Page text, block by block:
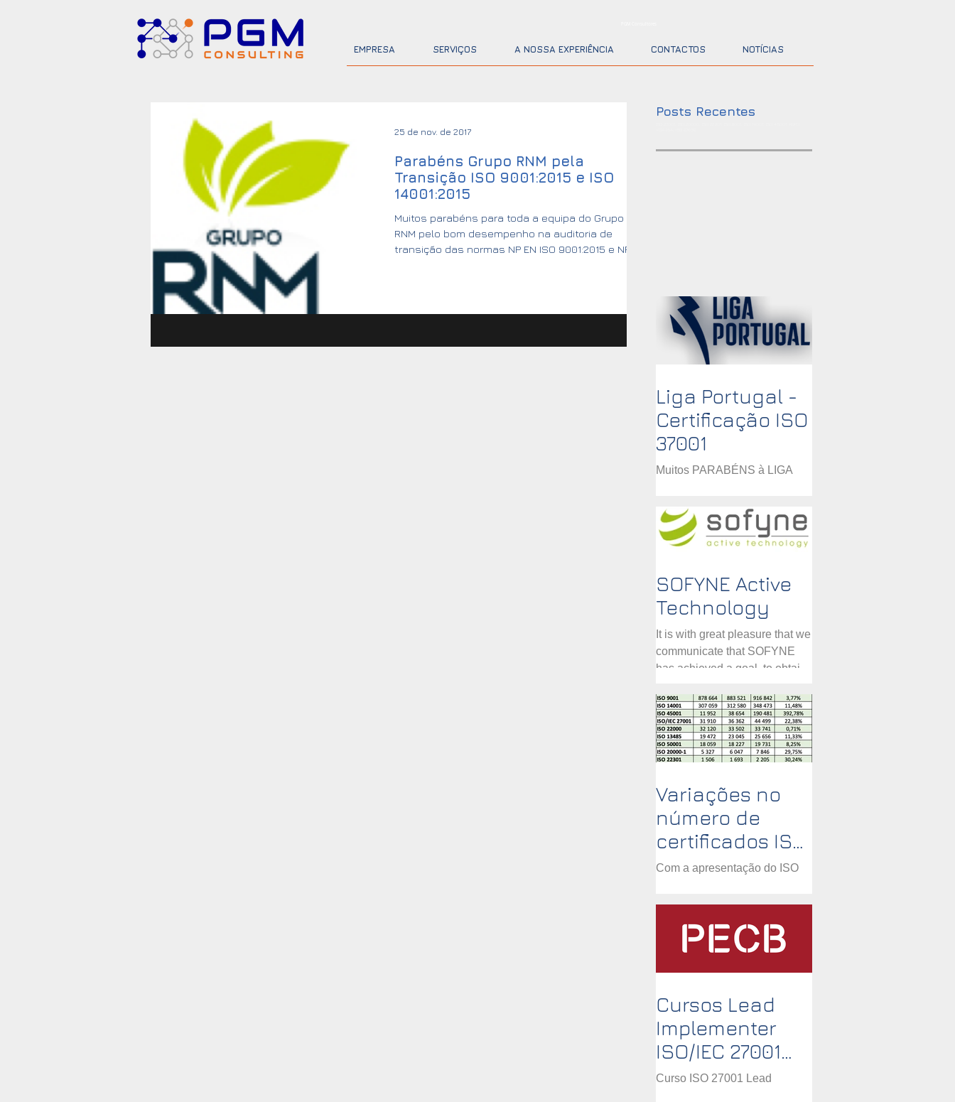
EMPRESA SERVIÇOS A NOSSA EXPERIÊNCIA CONTACTOS NOTÍCIAS
Parabéns Grupo RNM pela
Transição ISO 9001:2015 e ISO
14001:2015
Muitos parabéns para toda a equipa do Grupo
RNM pelo bom desempenho na auditoria de
transição das normas NP EN ISO 9001:2015 e NP
25 de nov. de 2017
Posts Recentes
Liga Portugal -
Certificação ISO
37001
Muitos PARABÉNS à LIGA
certificação pela ISO 37001 -
Sistema de Gestão
SOFYNE Active
Technology
It is with great pleasure that we
communicate that SOFYNE
has achieved a goal, to obtain
according to the ISO/IEC...
Variações no
número de
certificados ISO
validos
Com a apresentação do ISO
observar vários pontos
ISO 45001, mas é a migração
das OHSAS...
Cursos Lead
Implementer
ISO/IEC 27001
reconhecidos
Curso ISO 27001 Lead